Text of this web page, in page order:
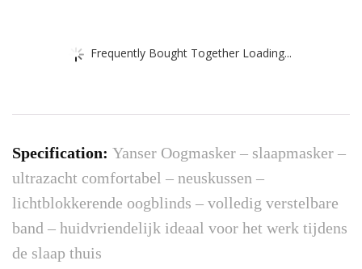
Frequently Bought Together Loading...
Specification: Yanser Oogmasker – slaapmasker –
ultrazacht comfortabel – neuskussen –
lichtblokkerende oogblinds – volledig verstelbare
band – huidvriendelijk ideaal voor het werk tijdens
de slaap thuis